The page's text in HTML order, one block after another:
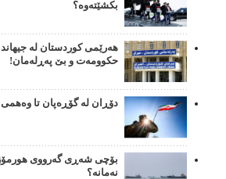
بکشێتەوە؟
حکوومەت و بێ پەڕلەمان!
دۆڕان لە گۆڕەپان تا وەهمی
بۆچی شەڕی گەرووی
نەمانە؟